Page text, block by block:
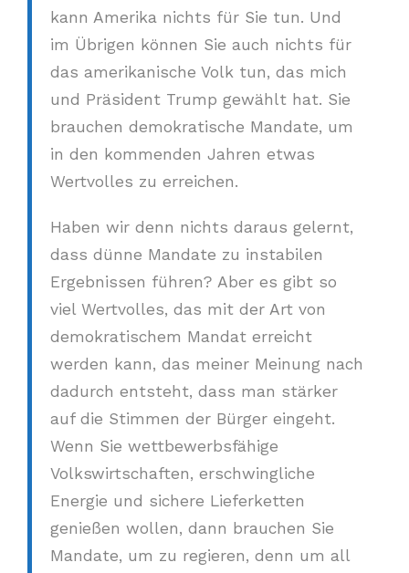
kann Amerika nichts für Sie tun. Und
im Übrigen können Sie auch nichts für
das amerikanische Volk tun, das mich
und Präsident Trump gewählt hat. Sie
brauchen demokratische Mandate, um
in den kommenden Jahren etwas
Wertvolles zu erreichen.
Haben wir denn nichts daraus gelernt,
dass dünne Mandate zu instabilen
Ergebnissen führen? Aber es gibt so
viel Wertvolles, das mit der Art von
demokratischem Mandat erreicht
werden kann, das meiner Meinung nach
dadurch entsteht, dass man stärker
auf die Stimmen der Bürger eingeht.
Wenn Sie wettbewerbsfähige
Volkswirtschaften, erschwingliche
Energie und sichere Lieferketten
genießen wollen, dann brauchen Sie
Mandate, um zu regieren, denn um all